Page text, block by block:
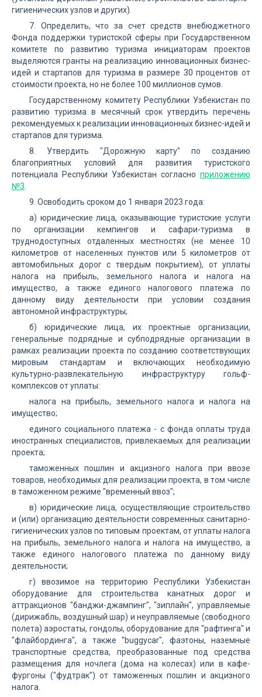
гигиенических узлов и других).
7. Определить, что за счет средств внебюджетного
Фонда поддержки туристской сферы при Государственном
комитете по развитию туризма инициаторам проектов
выделяются гранты на реализацию инновационных бизнес-
идей и стартапов для туризма в размере 30 процентов от
стоимости проекта, но не более 100 миллионов сумов.
Государственному комитету Республики Узбекистан по
развитию туризма в месячный срок утвердить перечень
рекомендуемых к реализации инновационных бизнес-идей и
стартапов для туризма.
8. Утвердить "Дорожную карту" по созданию
благоприятных условий для развития туристского
потенциала Республики Узбекистан согласно приложению
№3
9. Освободить сроком до 1 января 2023 года:
а) юридические лица, оказывающие туристские услуги
по организации кемпингов и сафари-туризма в
труднодоступных отдаленных местностях (не менее 10
километров от населенных пунктов или 5 километров от
автомобильных дорог с твердым покрытием), от уплаты
налога на прибыль, земельного налога и налога на
имущество, а также единого налогового платежа по
данному виду деятельности при условии создания
автономной инфраструктуры;
б) юридические лица, их проектные организации,
генеральные подрядные и субподрядные организации в
рамках реализации проекта по созданию соответствующих
мировым стандартам и включающих необходимую
культурно-развлекательную инфраструктуру гольф-
комплексов от уплаты:
налога на прибыль, земельного налога и налога на
имущество;
единого социального платежа - с фонда оплаты труда
иностранных специалистов, привлекаемых для реализации
проекта;
таможенных пошлин и акцизного налога при ввозе
товаров, необходимых для реализации проекта, в том числе
в таможенном режиме "временный ввоз";
в) юридические лица, осуществляющие строительство
и (или) организацию деятельности современных санитарно-
гигиенических узлов по типовым проектам, от уплаты налога
на прибыль, земельного налога и налога на имущество, а
также единого налогового платежа по данному виду
деятельности;
г) ввозимое на территорию Республики Узбекистан
оборудование для строительства канатных дорог и
аттракционов "банджи-джампинг", "зиплайн", управляемые
(дирижабль, воздушный шар) и неуправляемые (свободного
полета) аэростаты, гондолы, оборудование для "рафтинга" и
"флайбординга", а также "buggycar", фаэтоны, наземные
транспортные средства, преобразованные под средства
размещения для ночлега (дома на колесах) или в кафе-
фургоны ("фудтрак") от таможенных пошлин и акцизного
налога.